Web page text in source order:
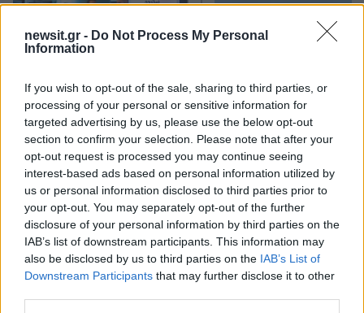
newsit.gr - Do Not Process My Personal
Information
If you wish to opt-out of the sale, sharing to third parties, or
processing of your personal or sensitive information for
targeted advertising by us, please use the below opt-out
section to confirm your selection. Please note that after your
opt-out request is processed you may continue seeing
interest-based ads based on personal information utilized by
us or personal information disclosed to third parties prior to
your opt-out. You may separately opt-out of the further
disclosure of your personal information by third parties on the
IAB’s list of downstream participants. This information may
also be disclosed by us to third parties on the IAB’s List of
Downstream Participants that may further disclose it to other
Σχόλια
Σχολίασε εδώ
Από τη θεωρία στην πράξη:
Πώς το Novibet Backend
Academy εκπαιδεύει τη νέα
γενιά engineers
Ψάθα: «Δεν υπήρξε
πρόβλημα με τα
ελικόπτερα»
Βρετανός χειριστής
Έλληνας